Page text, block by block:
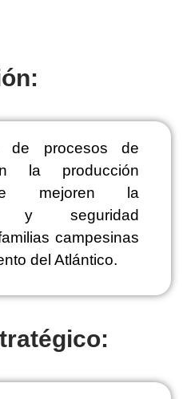
de procesos de
la producción
mejoren la
y seguridad
campesinas
del Atlántico.